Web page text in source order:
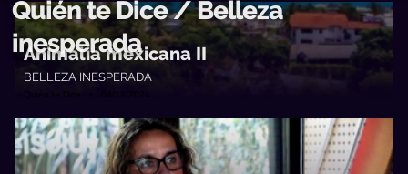
Quién te Dice / Belleza
inesperada
Animalia mexicana II
BELLEZA INESPERADA
Quién te Dice • 04/12/2024